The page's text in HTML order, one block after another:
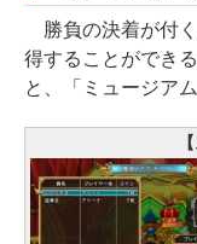
勝負の決着が付
得することができ
と、「ミュージア